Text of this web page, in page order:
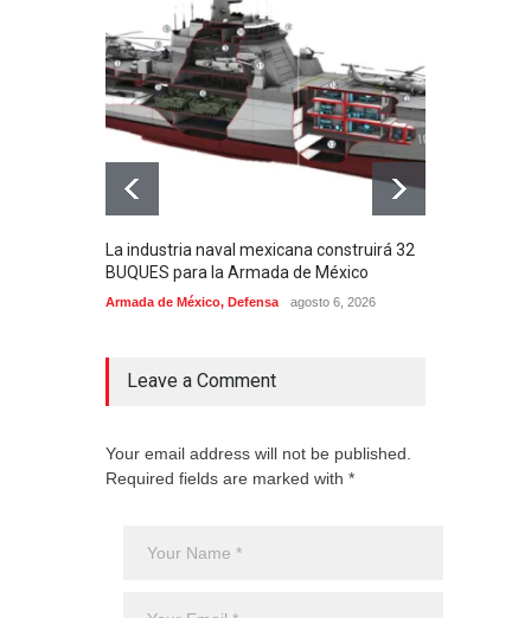
La industria naval mexicana construirá 32
BUQUES para la Armada de México
Armada de México, Defensa agosto 6, 2026
Leave a Comment
Your email address will not be published.
Required fields are marked with *